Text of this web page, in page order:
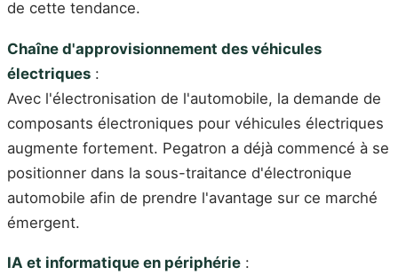
de cette tendance.
Chaîne d'approvisionnement des véhicules
électriques :
Avec l'électronisation de l'automobile, la demande de
composants électroniques pour véhicules électriques
augmente fortement. Pegatron a déjà commencé à se
positionner dans la sous-traitance d'électronique
automobile afin de prendre l'avantage sur ce marché
émergent.
IA et informatique en périphérie :